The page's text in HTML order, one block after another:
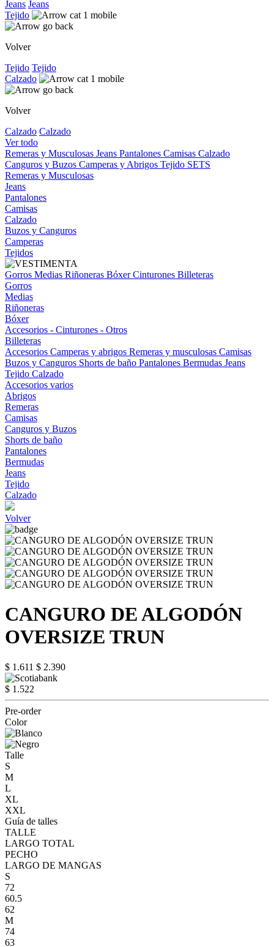
Jeans Jeans
Tejido
Volver
Tejido Tejido
Calzado
Volver
Calzado Calzado
Ver todo
Remeras y Musculosas Jeans Pantalones Camisas Calzado
Canguros y Buzos Camperas y Abrigos Tejido SETS
Remeras y Musculosas
Jeans
Pantalones
Camisas
Calzado
Buzos y Canguros
Camperas
Tejidos
Gorros Medias Riñoneras BóxerCinturones Billeteras
Gorros
Medias
Riñoneras
Bóxer
Accesorios - Cinturones - Otros
Billeteras
Accesorios Camperas y abrigos Remeras y musculosas Camisas
Buzos y Canguros Shorts de baño Pantalones Bermudas Jeans
Tejido Calzado
Accesorios varios
Abrigos
Remeras
Camisas
Canguros y Buzos
Shorts de baño
Pantalones
Bermudas
Jeans
Tejido
Calzado
Volver
CANGURO DE ALGODÓN
OVERSIZE TRUN
$ 1.611 $ 2.390
$ 1.522
Pre-order
Color
Talle
S
M
L
XL
XXL
Guía de talles
TALLE
LARGO TOTAL
PECHO
LARGO DE MANGAS
S
72
60.5
62
M
74
63